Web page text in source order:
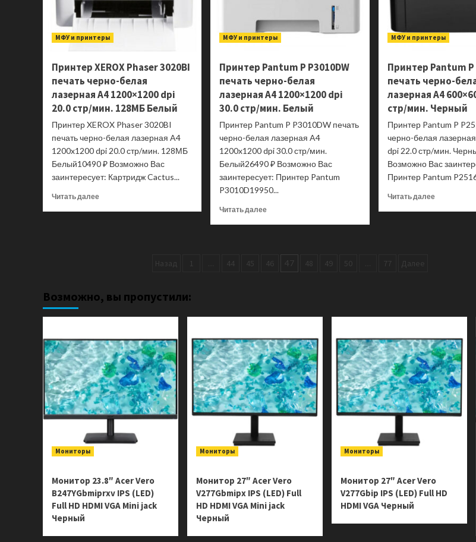
Mini
jack),
до
100
Серый
Док-
станция
HXRAJM
2xUSB
(PD),
Серый
ST-
TC100GM-
стр/
Белый
МФУ и принтеры
Принтер XEROX Phaser 3020BI
печать черно-белая
лазерная A4 1200×1200 dpi
20.0 стр/мин. 128МБ Белый
Принтер XEROX Phaser 3020BI
печать черно-белая лазерная A4
1200x1200 dpi 20.0 стр/мин. 128МБ
Белый10490 ₽ Возможно Вас
заинтересует: Картридж Cactus...
Читать далееПрочитать
белая
A4
dpi
20.0
стр/
мин.
128МБ
Белый
МФУ и принтеры
Принтер Pantum P P3010DW
печать черно-белая
лазерная A4 1200×1200 dpi
30.0 стр/мин. Белый
Принтер Pantum P P3010DW печать
черно-белая лазерная A4
1200x1200 dpi 30.0 стр/мин.
Белый26490 ₽ Возможно Вас
заинтересует: Принтер Pantum
P3010D19950...
Читать далееПрочитать
Pantum
P
1200×1200
dpi
30.0
стр/
мин.
Белый
МФУ и принтеры
Принтер Pantum P
печать черно-
лазерная A4
стр/мин. Черный
Принтер Pantum P
черно-белая
dpi 22.0 стр/мин.
Возможно Вас
Принтер Pantum
Читать далееПрочитать
A4
dpi
22.0
стр/
мин.
Черный
Пагинация
Назад 1 44 45 46 47 48 49 50 77 Далее
Возможно, вы пропустили:
Мониторы
Монитор 23.8″ Acer Vero
B247YGbmiprxv IPS (LED)
Full HD HDMI VGA Mini jack
Черный
Мониторы
Монитор 27″ Acer Vero
V277Gbmipx IPS (LED) Full
HD HDMI VGA Mini jack
Черный
Мониторы
Монитор 27″ Acer Vero
V277Gbip IPS (LED) Full HD
HDMI VGA Черный